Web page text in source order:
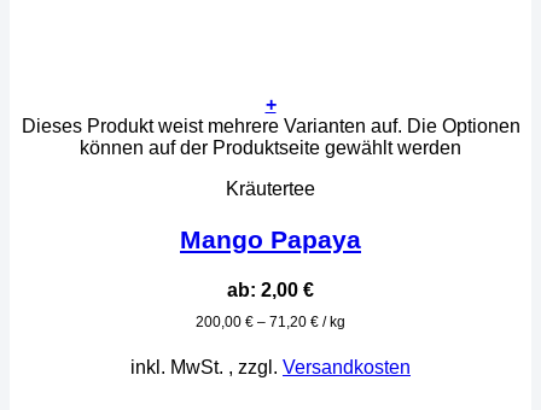
+
Dieses Produkt weist mehrere Varianten auf. Die Optionen
können auf der Produktseite gewählt werden
Kräutertee
Mango Papaya
ab: 2,00 €
200,00 € – 71,20 € /kg
inkl. MwSt. , zzgl. Versandkosten